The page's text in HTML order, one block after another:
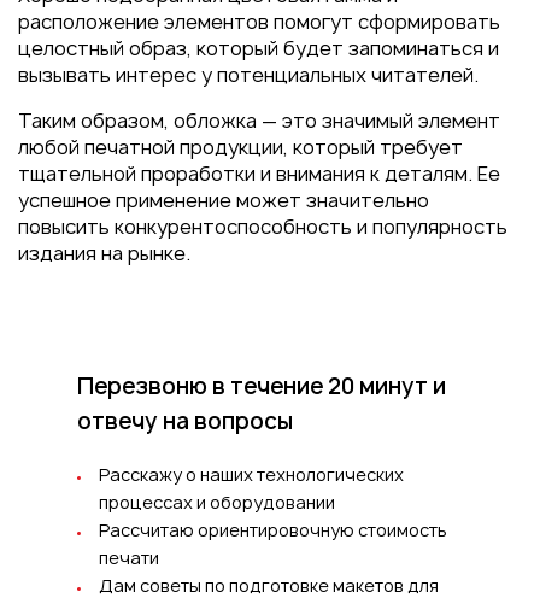
расположение элементов помогут сформировать
целостный образ, который будет запоминаться и
вызывать интерес у потенциальных читателей.
Таким образом, обложка — это значимый элемент
любой печатной продукции, который требует
тщательной проработки и внимания к деталям. Ее
успешное применение может значительно
повысить конкурентоспособность и популярность
издания на рынке.
Перезвоню в течение 20 минут и
отвечу на вопросы
Расскажу о наших технологических
процессах и оборудовании
Рассчитаю ориентировочную стоимость
печати
Дам советы по подготовке макетов для